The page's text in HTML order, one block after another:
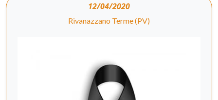
12/04/2020
Rivanazzano Terme (PV)